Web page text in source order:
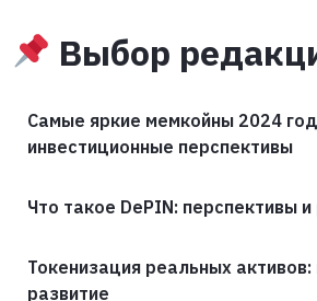
Выбор
Самые яркие мемкойны 2024
инвестиционные перспективы
Что такое DePIN: перспективы и
Токенизация реальных
развитие